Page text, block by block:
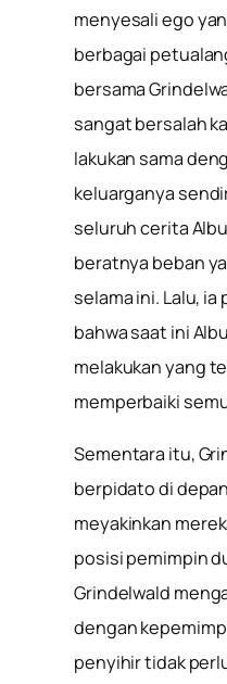
menyesali ego
berbagai
bersama
sangat bersalah
lakukan sama
keluarganya
seluruh cerita
beratnya beban
selama ini. Lalu,
bahwa saat ini
melakukan yang
memperbaiki
Sementara itu,
berpidato di
meyakinkan
posisi pemimpin
Grindelwald
dengan
penyihir tidak